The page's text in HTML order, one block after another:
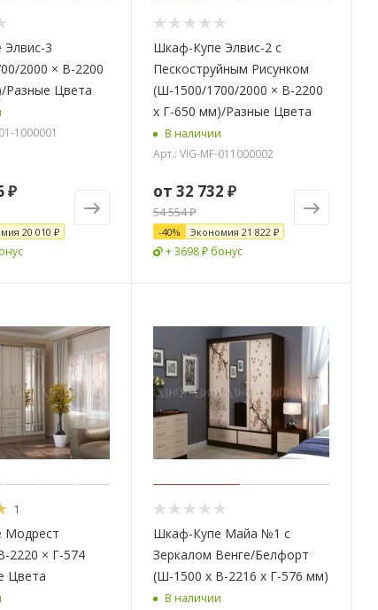
3
2000 × В-2200
Разные Цвета
1000001
₽
20 010 ₽
Шкаф-Купе Элвис-2 с
Пескоструйным Рисунком
(Ш-1500/1700/2000 × В-2200
х Г-650 мм)/Разные Цвета
В наличии
Арт.: VIG-MF-011000002
от 32 732 ₽
54 554 ₽
-40% Экономия 21 822 ₽
+ 3698 ₽ бонус
1
Модрест
2220 × Г-574
Цвета
Шкаф-Купе Майа №1 с
Зеркалом Венге/Белфорт
(Ш-1500 х В-2216 х Г-576 мм)
В наличии